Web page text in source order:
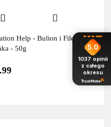
5.0
1037 opinii
z całego
okresu
Help - Bulion i Filet z
- 50g